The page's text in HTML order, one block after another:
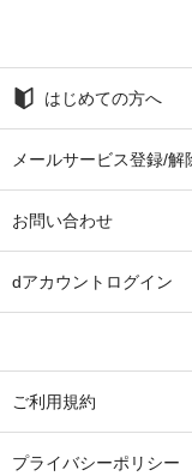
はじめての方へ
メールサービス登録/解
お問い合わせ
dアカウントログイン
ご利用規約
プライバシーポリシー